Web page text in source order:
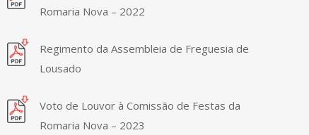
Romaria Nova – 2022
Regimento da Assembleia de Freguesia de
Lousado
Voto de Louvor à Comissão de Festas da
Romaria Nova – 2023